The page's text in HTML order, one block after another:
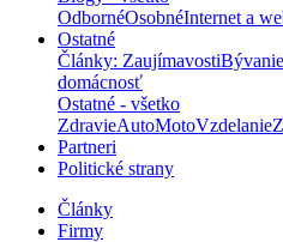
OdbornéOsobnéInternet a
Ostatné
Články: ZaujímavostiBývanie
domácnosť
Ostatné - všetko
ZdravieAutoMotoVzdelanie
Partneri
Politické strany
Články
Firmy